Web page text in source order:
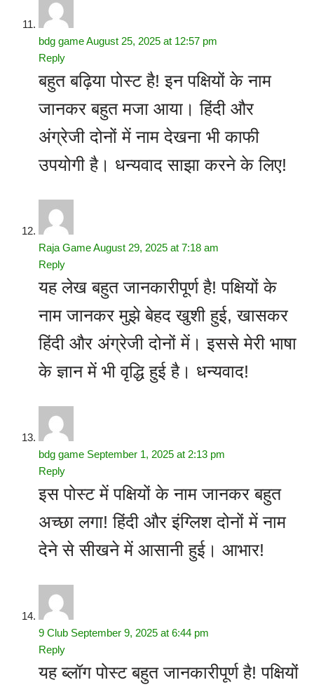
bdg gameAugust 25, 2025 at 12:57 pm
Reply
बहुत बढ़िया पोस्ट है! इन पक्षियों के नाम
जानकर बहुत मजा आया। हिंदी और
अंग्रेजी दोनों में नाम देखना भी काफी
उपयोगी है। धन्यवाद साझा करने के लिए!
Raja GameAugust 29, 2025 at 7:18 am
Reply
यह लेख बहुत जानकारीपूर्ण है! पक्षियों के
नाम जानकर मुझे बेहद खुशी हुई, खासकर
हिंदी और अंग्रेजी दोनों में। इससे मेरी भाषा
के ज्ञान में भी वृद्धि हुई है। धन्यवाद!
bdg game September 1, 2025 at 2:13 pm
Reply
इस पोस्ट में पक्षियों के नाम जानकर बहुत
अच्छा लगा! हिंदी और इंग्लिश दोनों में नाम
देने से सीखने में आसानी हुई। आभार!
9 Club September 9, 2025 at 6:44 pm
Reply
यह ब्लॉग पोस्ट बहुत जानकारीपूर्ण है! पक्षियों